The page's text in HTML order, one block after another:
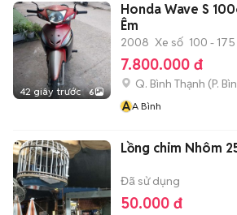
42 giây trước 6
Honda Wave S
Êm
2008 Xe số 100 -
7.800.000 đ
Q. Bình Thạnh (P.
AA Bình
Lồng chim Nhôm
Đã sử dụng
50.000 đ